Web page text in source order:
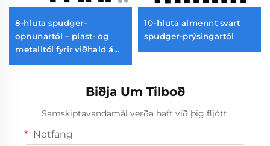
8-hluta spudger-
opnunartól – plast- og
metalltól fyrir viðhald á
rafrænum tækjum
10-hluta almennt svart
spudger-prýsingartól
Biðja Um Tilboð
Samskiptavandamál verða haft við þig fljótt.
Netfang